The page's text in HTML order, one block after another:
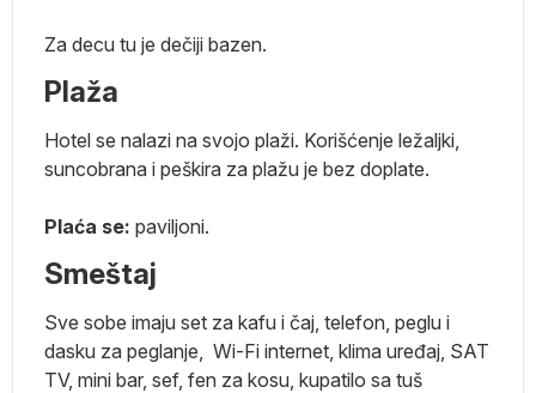
Za decu tu je dečiji bazen.
Plaža
Hotel se nalazi na svojo plaži. Korišćenje ležaljki,
suncobrana i peškira za plažu je bez doplate.
Plaća se: paviljoni.
Smeštaj
Sve sobe imaju set za kafu i čaj, telefon, peglu i
dasku za peglanje, Wi-Fi internet, klima uređaj, SAT
TV, mini bar, sef, fen za kosu, kupatilo sa tuš